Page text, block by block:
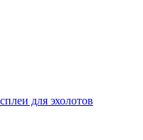
для эхолотов